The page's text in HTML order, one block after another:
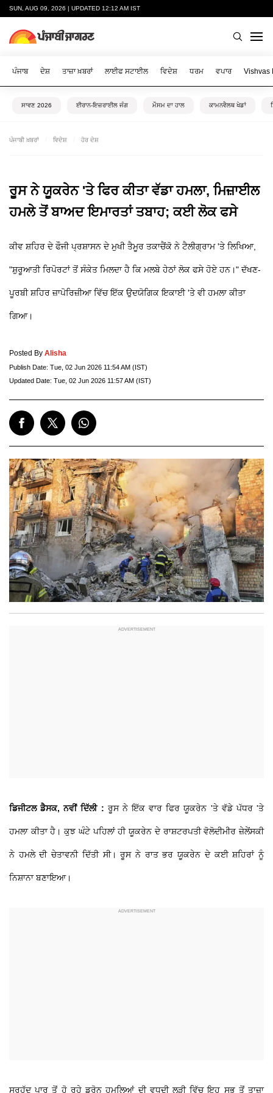
SUN, AUG 09, 2026 | UPDATED 12:12 AM IST
ਪੰਜਾਬ ਦੇਸ਼ ਤਾਜ਼ਾ ਖ਼ਬਰਾਂ ਲਾਈਫ ਸਟਾਈਲ ਵਿਦੇਸ਼ ਧਰਮ ਵਪਾਰ Vishvas
ਸਾਵਣ 2026 ਈਰਾਨ-ਇਜ਼ਰਾਈਲ ਜੰਗ ਮੌਸਮ ਦਾ ਹਾਲ ਕਾਮਨਵੈਲਥ ਖੇਡਾਂ
ਪੰਜਾਬੀ ਖ਼ਬਰਾਂ ਵਿਦੇਸ਼ ਹੋਰ ਦੇਸ਼
ਰੂਸ ਨੇ ਯੂਕਰੇਨ 'ਤੇ ਫਿਰ ਕੀਤਾ ਵੱਡਾ ਹਮਲਾ, ਮਿਜ਼ਾਈਲ
ਹਮਲੇ ਤੋਂ ਬਾਅਦ ਇਮਾਰਤਾਂ ਤਬਾਹ; ਕਈ ਲੋਕ ਫਸੇ
ਕੀਵ ਸ਼ਹਿਰ ਦੇ ਫੌਜੀ ਪ੍ਰਸ਼ਾਸਨ ਦੇ ਮੁਖੀ ਤੈਮੂਰ ਤਕਾਚੈਂਕੋ ਨੇ ਟੈਲੀਗ੍ਰਾਮ 'ਤੇ ਲਿਖਿਆ,
"ਸ਼ੁਰੂਆਤੀ ਰਿਪੋਰਟਾਂ ਤੋਂ ਸੰਕੇਤ ਮਿਲਦਾ ਹੈ ਕਿ ਮਲਬੇ ਹੇਠਾਂ ਲੋਕ ਫਸੇ ਹੋਏ ਹਨ।" ਦੱਖਣ-
ਪੂਰਬੀ ਸ਼ਹਿਰ ਜ਼ਾਪੋਰਿਜ਼ੀਆ ਵਿੱਚ ਇੱਕ ਉਦਯੋਗਿਕ ਇਕਾਈ 'ਤੇ ਵੀ ਹਮਲਾ ਕੀਤਾ
ਗਿਆ।
Posted By Alisha
Publish Date: Tue, 02 Jun 2026 11:54 AM (IST)
Updated Date: Tue, 02 Jun 2026 11:57 AM (IST)
ਡਿਜੀਟਲ ਡੈਸਕ, ਨਵੀਂ ਦਿੱਲੀ : ਰੂਸ ਨੇ ਇੱਕ ਵਾਰ ਫਿਰ ਯੂਕਰੇਨ 'ਤੇ ਵੱਡੇ ਪੱਧਰ 'ਤੇ
ਹਮਲਾ ਕੀਤਾ ਹੈ। ਕੁਝ ਘੰਟੇ ਪਹਿਲਾਂ ਹੀ ਯੂਕਰੇਨ ਦੇ ਰਾਸ਼ਟਰਪਤੀ ਵੋਲੋਦੀਮੀਰ ਜ਼ੇਲੇਂਸਕੀ
ਨੇ ਹਮਲੇ ਦੀ ਚੇਤਾਵਨੀ ਦਿੱਤੀ ਸੀ। ਰੂਸ ਨੇ ਰਾਤ ਭਰ ਯੂਕਰੇਨ ਦੇ ਕਈ ਸ਼ਹਿਰਾਂ ਨੂੰ
ਨਿਸ਼ਾਨਾ ਬਣਾਇਆ।
ਸਰਹੱਦ ਪਾਰ ਤੋਂ ਹੋ ਰਹੇ ਡਰੋਨ ਹਮਲਿਆਂ ਦੀ ਵਧਦੀ ਲੜੀ ਵਿੱਚ ਇਹ ਸਭ ਤੋਂ ਤਾਜ਼ਾ